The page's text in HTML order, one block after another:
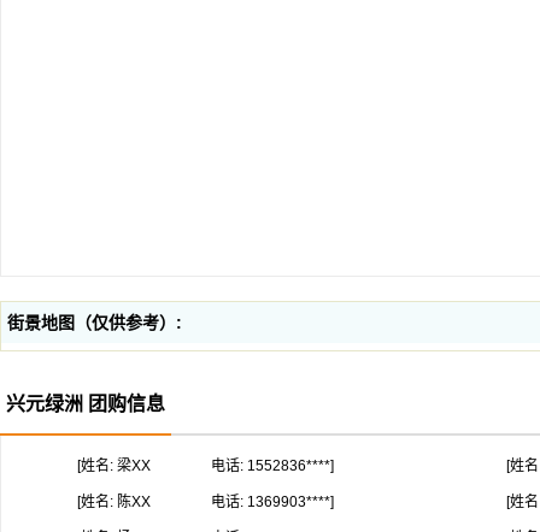
街景地图（仅供参考）:
兴元绿洲 团购信息
[姓名: 梁XX 电话: 1552836****] [姓
[姓名: 陈XX 电话: 1369903****] [姓